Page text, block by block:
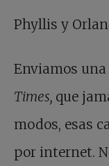
Phyllis y
Enviamos
Times, que
modos, esas
por internet.